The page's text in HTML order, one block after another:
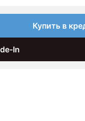
Купить в
In